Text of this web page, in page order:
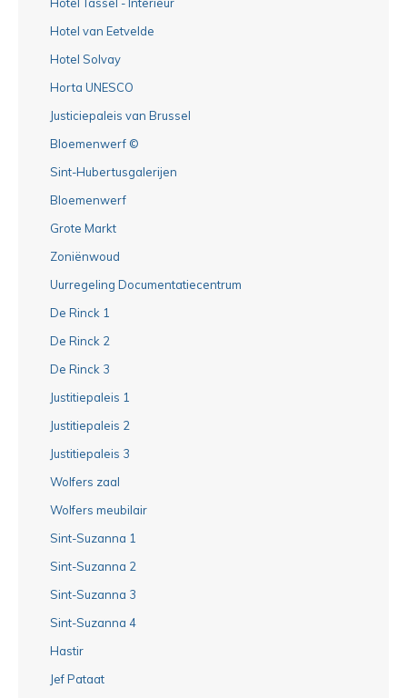
Hotel van Eetvelde
Hotel Solvay
Horta UNESCO
Justiciepaleis van Brussel
Bloemenwerf ©
Sint-Hubertusgalerijen
Bloemenwerf
Grote Markt
Zoniënwoud
Uurregeling Documentatiecentrum
De Rinck 1
De Rinck 2
De Rinck 3
Justitiepaleis 1
Justitiepaleis 2
Justitiepaleis 3
Wolfers zaal
Wolfers meubilair
Sint-Suzanna 1
Sint-Suzanna 2
Sint-Suzanna 3
Sint-Suzanna 4
Hastir
Jef Pataat